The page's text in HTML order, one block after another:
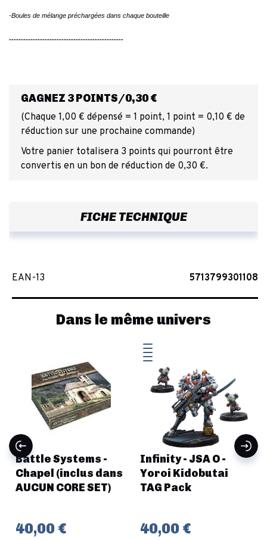
-Boules de mélange préchargées dans chaque bouteille
------------------------------------------------
GAGNEZ 3 POINTS/0,30 €
(Chaque 1,00 € dépensé = 1 point, 1 point = 0,10 € de
réduction sur une prochaine commande)
Votre panier totalisera 3 points qui pourront être
convertis en un bon de réduction de 0,30 €.
FICHE TECHNIQUE
EAN-13 5713799301108
Dans le même univers
Battle Systems -
Chapel (inclus dans
AUCUN CORE SET)
40,00 €
Infinity - JSA O -
Yoroi Kidobutai
TAG Pack
40,00 €